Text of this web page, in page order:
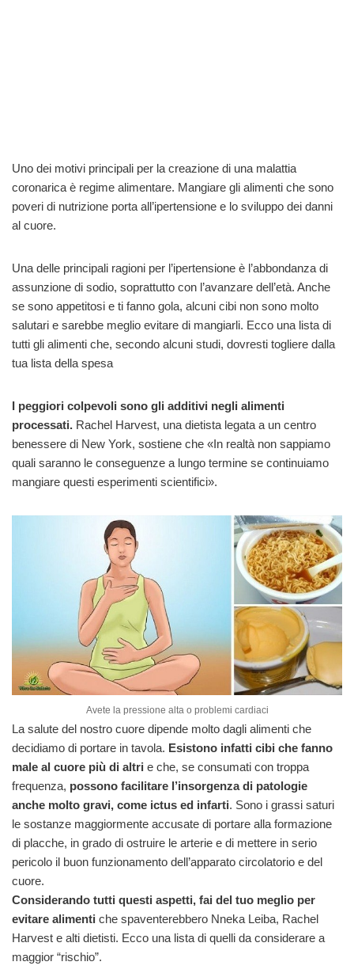
Uno dei motivi principali per la creazione di una malattia
coronarica è regime alimentare. Mangiare gli alimenti che sono
poveri di nutrizione porta all’ipertensione e lo sviluppo dei danni
al cuore.
Una delle principali ragioni per l’ipertensione è l’abbondanza di
assunzione di sodio, soprattutto con l’avanzare dell’età. Anche
se sono appetitosi e ti fanno gola, alcuni cibi non sono molto
salutari e sarebbe meglio evitare di mangiarli. Ecco una lista di
tutti gli alimenti che, secondo alcuni studi, dovresti togliere dalla
tua lista della spesa
I peggiori colpevoli sono gli additivi negli alimenti
processati. Rachel Harvest, una dietista legata a un centro
benessere di New York, sostiene che «In realtà non sappiamo
quali saranno le conseguenze a lungo termine se continuiamo
mangiare questi esperimenti scientifici».
Avete la pressione alta o problemi cardiaci
La salute del nostro cuore dipende molto dagli alimenti che
decidiamo di portare in tavola. Esistono infatti cibi che fanno
male al cuore più di altri e che, se consumati con troppa
frequenza, possono facilitare l’insorgenza di patologie
anche molto gravi, come ictus ed infarti. Sono i grassi saturi
le sostanze maggiormente accusate di portare alla formazione
di placche, in grado di ostruire le arterie e di mettere in serio
pericolo il buon funzionamento dell’apparato circolatorio e del
cuore.
Considerando tutti questi aspetti, fai del tuo meglio per
evitare alimenti che spaventerebbero Nneka Leiba, Rachel
Harvest e alti dietisti. Ecco una lista di quelli da considerare a
maggior “rischio”.